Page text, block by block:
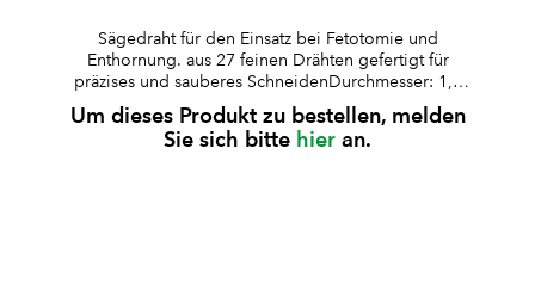
Sägedraht für den Einsatz bei Fetotomie und
Enthornung. aus 27 feinen Drähten gefertigt für
präzises und sauberes SchneidenDurchmesser: 1,4
mmLänge: 12 m20 einzeln verpackte Dosen
Um dieses Produkt zu bestellen, melden
Sie sich bitte hier an.